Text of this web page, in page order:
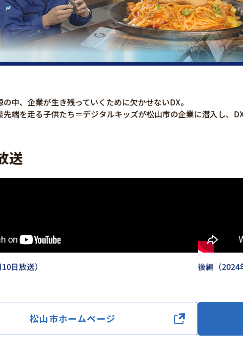
中、企業が生き残っていくために欠かせないDX。
端を走る子供たち＝デジタルキッズが松山市の企業に潜入し、
送
日放送） 後編（2024
松山市ホームページ